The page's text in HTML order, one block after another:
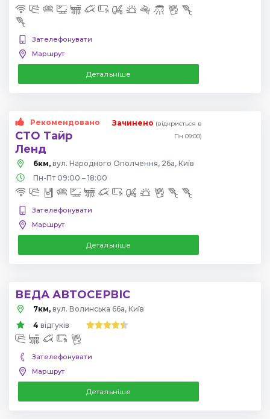
Зателефонувати
Маршрут
Детальніше
Рекомендовано
СТО Тайр
Ленд
Зачинено (відкриється в
Пн 09:00)
6км, вул. Народного Ополчення, 26а, Київ
Пн-Пт 09:00 – 18:00
Зателефонувати
Маршрут
Детальніше
ВЕДА АВТОСЕРВІС
7км, вул. Волинська 66а, Київ
4 відгуків
Зателефонувати
Маршрут
Детальніше